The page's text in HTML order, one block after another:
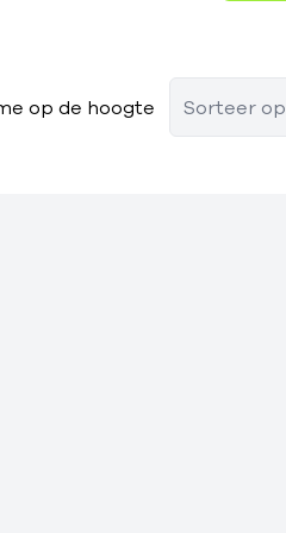
op de hoogte Sorteer op